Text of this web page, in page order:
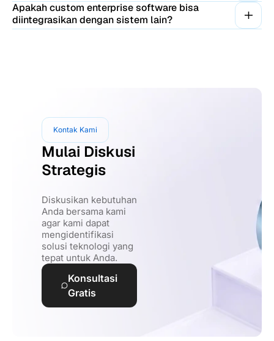
Apakah custom enterprise software bisa
diintegrasikan dengan sistem lain?
Kontak Kami
Mulai Diskusi
Strategis
Diskusikan kebutuhan
Anda bersama kami
agar kami dapat
mengidentifikasi
solusi teknologi yang
tepat untuk Anda.
Konsultasi
Gratis